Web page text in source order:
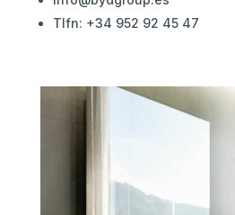
Tlfn: +34 952 92 45 47